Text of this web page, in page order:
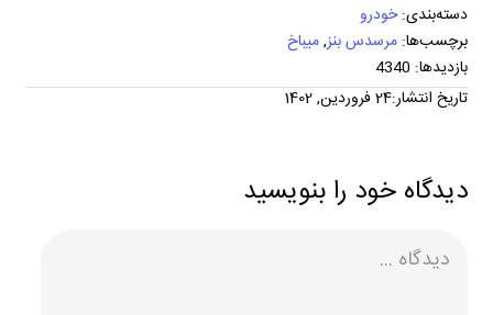
دسته‌بندی:خودرو
برچسب‌ها: مرسدس بنز,میباخ
بازدیدها: 4340
تاریخ انتشار:24 فروردین, 1402
دیدگاه خود را بنویسید